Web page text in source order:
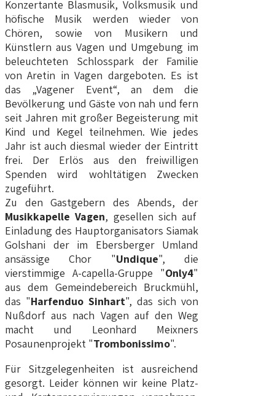
Konzertante Blasmusik, Volksmusik und
höfische Musik werden wieder von
Chören, sowie von Musikern und
Künstlern aus Vagen und Umgebung im
beleuchteten Schlosspark der Familie
von Aretin in Vagen dargeboten. Es ist
das „Vagener Event“, an dem die
Bevölkerung und Gäste von nah und fern
seit Jahren mit großer Begeisterung mit
Kind und Kegel teilnehmen. Wie jedes
Jahr ist auch diesmal wieder der Eintritt
frei. Der Erlös aus den freiwilligen
Spenden wird wohltätigen Zwecken
zugeführt.
Zu den Gastgebern des Abends, der
Musikkapelle Vagen, gesellen sich auf
Einladung des Hauptorganisators Siamak
Golshani der im Ebersberger Umland
ansässige Chor "Undique", die
vierstimmige A-capella-Gruppe "Only4"
aus dem Gemeindebereich Bruckmühl,
das "Harfenduo Sinhart", das sich von
Nußdorf aus nach Vagen auf den Weg
macht und Leonhard Meixners
Posaunenprojekt "Trombonissimo".
Für Sitzgelegenheiten ist ausreichend
gesorgt. Leider können wir keine Platz-